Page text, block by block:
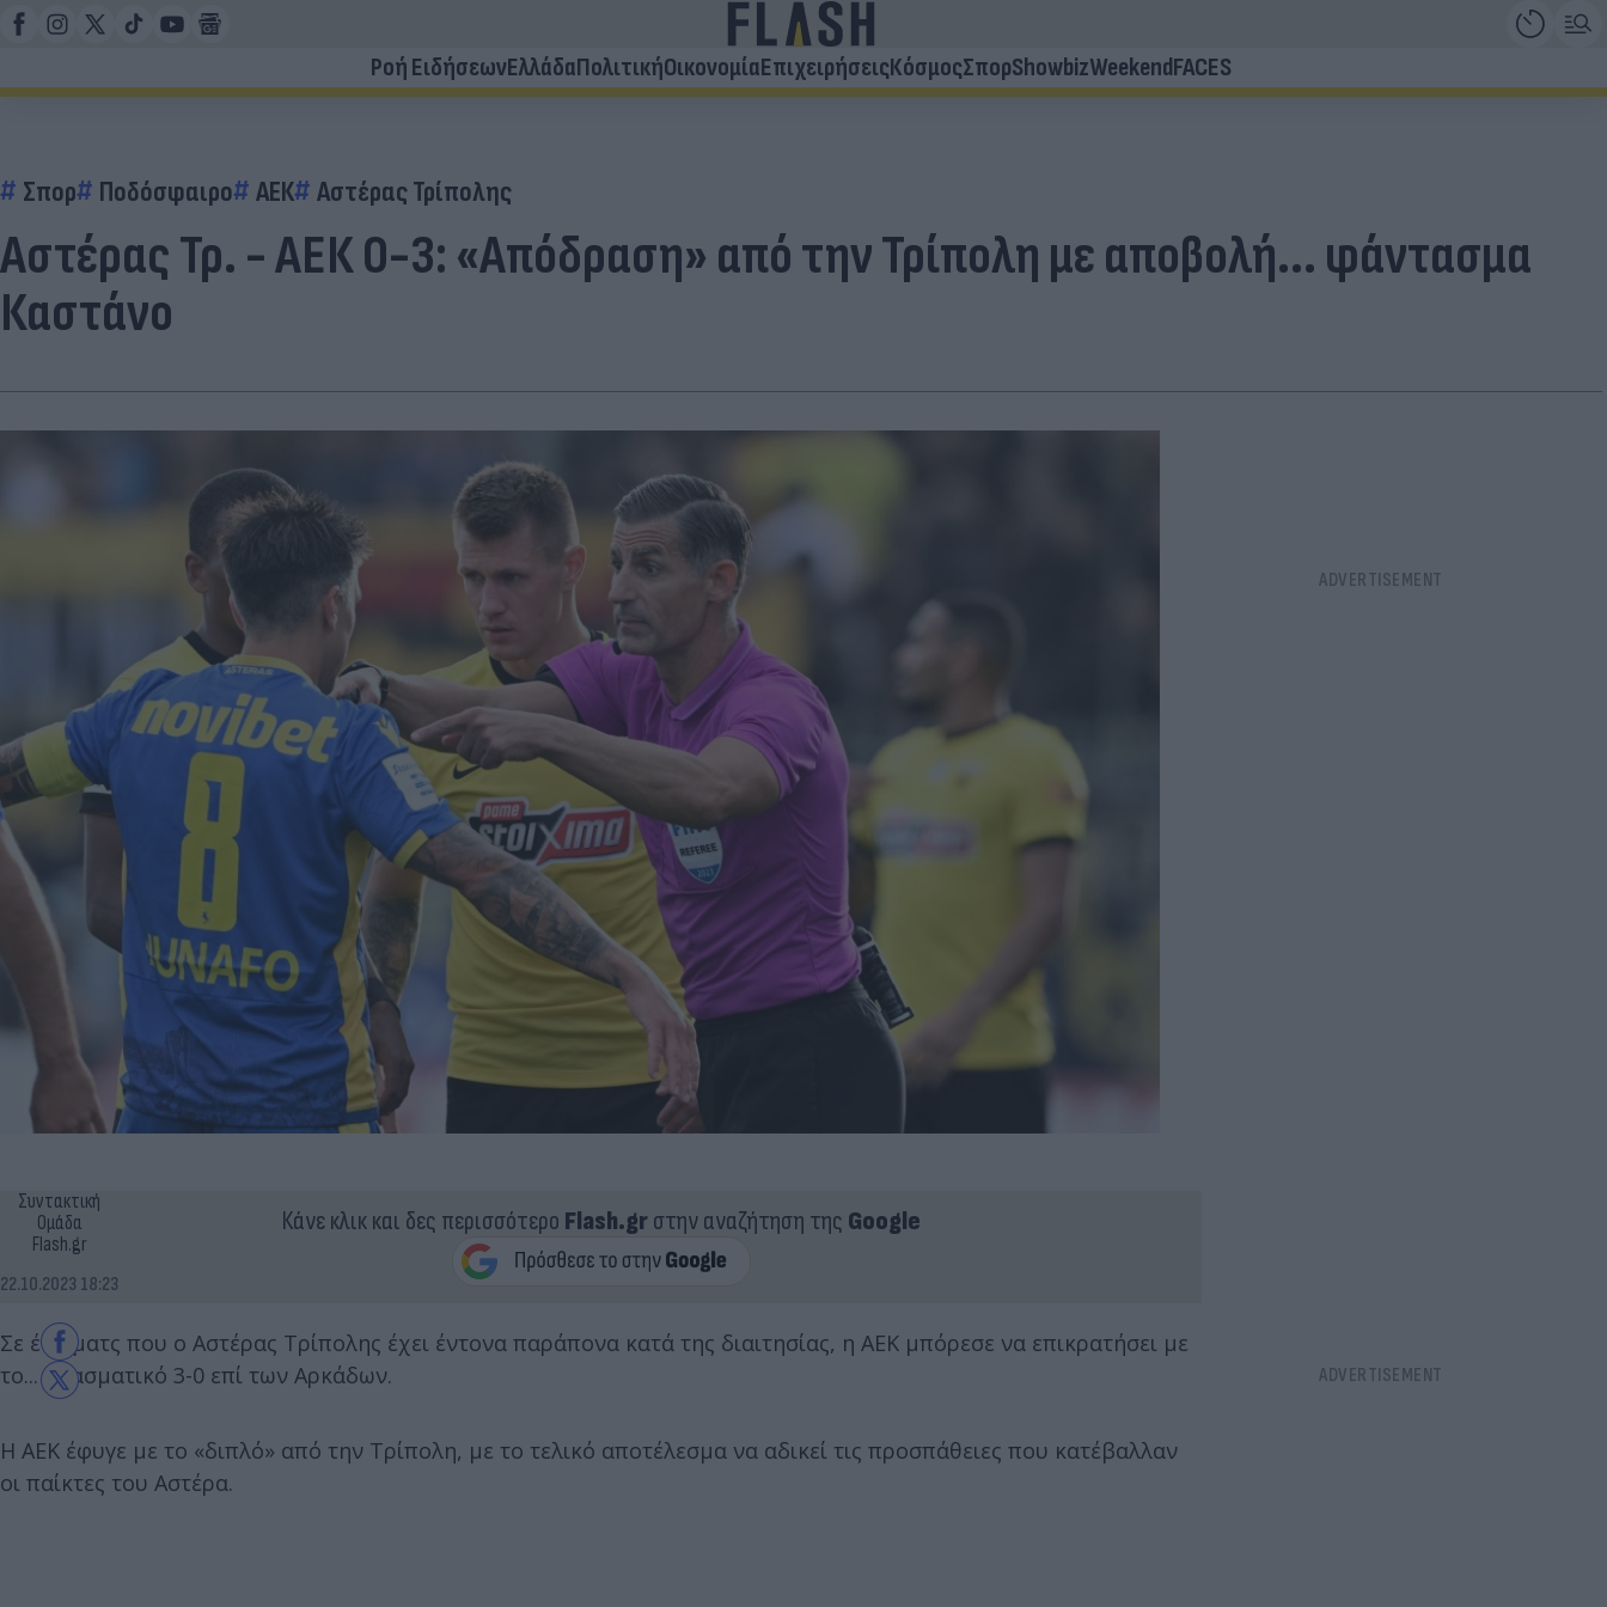
Ροή ΕιδήσεωνΕλλάδαΠολιτικήΟικονομίαΕπιχειρήσειςΚόσμοςΣπορShowbizWeekendFACES
Σπορ Ποδόσφαιρο ΑΕΚ Αστέρας Τρίπολης
Αστέρας Τρ. - ΑΕΚ 0-3: «Απόδραση» από την Τρίπολη με αποβολή... φάντασμα
Καστάνο
Συντακτική
Ομάδα
Flash.gr
22.10.2023 18:23
Κάνε κλικ και δες περισσότερο Flash.grστην αναζήτηση της Google
Σε ένα ματς που ο Αστέρας Τρίπολης έχει έντονα παράπονα κατά της διαιτησίας, η ΑΕΚ μπόρεσε να επικρατήσει με
το... πλασματικό 3-0 επί των Αρκάδων.
Η ΑΕΚ έφυγε με το «διπλό» από την Τρίπολη, με το τελικό αποτέλεσμα να αδικεί τις προσπάθειες που κατέβαλλαν
οι παίκτες του Αστέρα.